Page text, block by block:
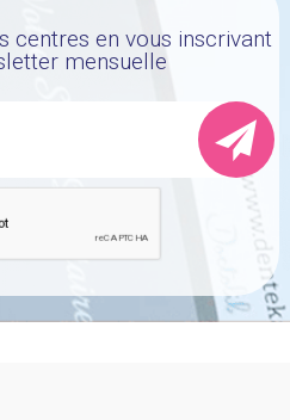
centres en vous inscrivant
mensuelle